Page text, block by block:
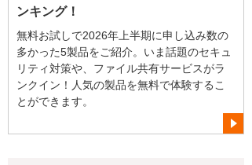
ンキング！
無料お試しで2026年上半期に申し込み数の
多かった5製品をご紹介。いま話題のセキュ
リティ対策や、ファイル共有サービスがラ
ンクイン！人気の製品を無料で体験するこ
とができます。